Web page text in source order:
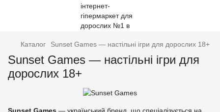
Каталог Sunset Games — настільні ігри для дорослих 18+
Sunset Games — настільні ігри для
дорослих 18+